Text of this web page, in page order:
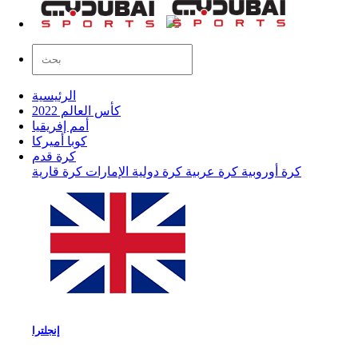
الرئيسية
كأس العالم 2022
أمم إفريقيا
كوبا أميركا
كرة قدم
كرة أوروبية كرة عربية كرة دولية الإمارات كرة قارية
إنجلترا